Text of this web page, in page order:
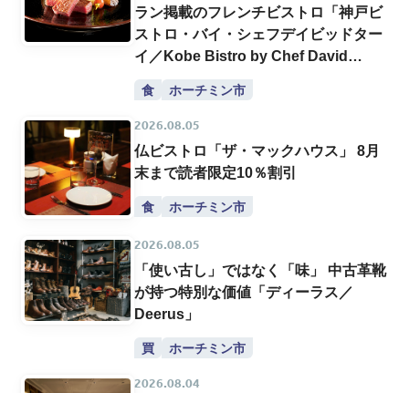
ラン掲載のフレンチビストロ「神戸ビ
ストロ・バイ・シェフデイビッドター
イ／Kobe Bistro by Chef David
Thai」
食 ホーチミン市
2026.08.05
仏ビストロ「ザ・マックハウス」 8月
末まで読者限定10％割引
食 ホーチミン市
2026.08.05
「使い古し」ではなく「味」 中古革靴
が持つ特別な価値「ディーラス／
Deerus」
買 ホーチミン市
2026.08.04